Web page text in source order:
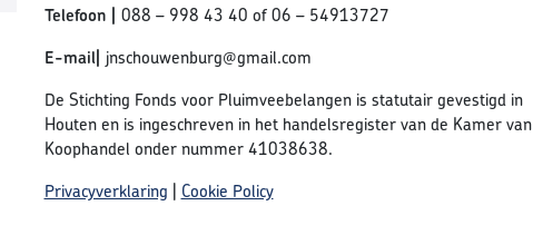
Telefoon | 088 – 998 43 40 of 06 – 54913727
E-mail| jnschouwenburg@gmail.com
De Stichting Fonds voor Pluimveebelangen is statutair gevestigd in
Houten en is ingeschreven in het handelsregister van de Kamer van
Koophandel onder nummer 41038638.
Privacyverklaring | Cookie Policy